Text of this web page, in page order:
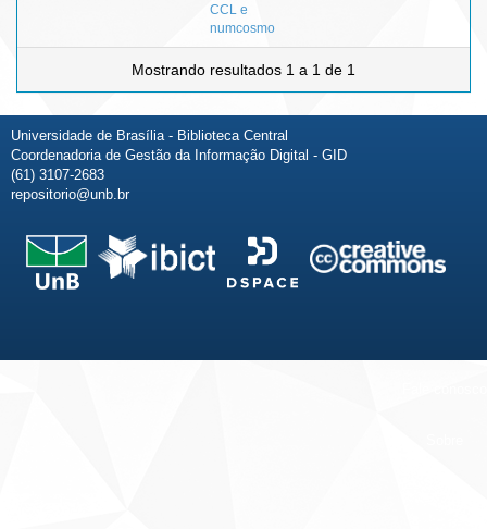
CCL e
numcosmo
Mostrando resultados 1 a 1 de 1
Universidade de Brasília - Biblioteca Central
Coordenadoria de Gestão da Informação Digital - GID
(61) 3107-2683
repositorio@unb.br